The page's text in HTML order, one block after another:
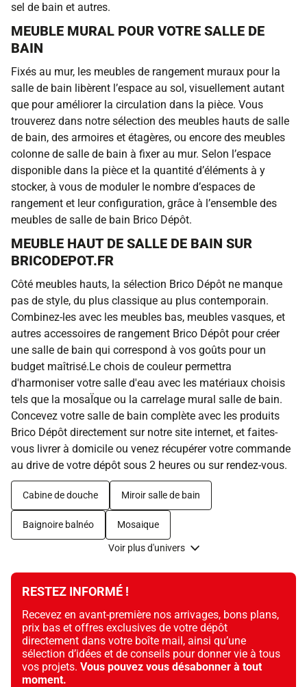
sel de bain et autres.
MEUBLE MURAL POUR VOTRE SALLE DE
BAIN
Fixés au mur, les meubles de rangement muraux pour la
salle de bain libèrent l’espace au sol, visuellement autant
que pour améliorer la circulation dans la pièce. Vous
trouverez dans notre sélection des meubles hauts de salle
de bain, des armoires et étagères, ou encore des meubles
colonne de salle de bain à fixer au mur. Selon l’espace
disponible dans la pièce et la quantité d’éléments à y
stocker, à vous de moduler le nombre d’espaces de
rangement et leur configuration, grâce à l’ensemble des
meubles de salle de bain Brico Dépôt.
MEUBLE HAUT DE SALLE DE BAIN SUR
BRICODEPOT.FR
Côté meubles hauts, la sélection Brico Dépôt ne manque
pas de style, du plus classique au plus contemporain.
Combinez-les avec les meubles bas, meubles vasques, et
autres accessoires de rangement Brico Dépôt pour créer
une salle de bain qui correspond à vos goûts pour un
budget maîtrisé.Le chois de couleur permettra
d'harmoniser votre salle d'eau avec les matériaux choisis
tels que la mosaÏque ou la carrelage mural salle de bain.
Concevez votre salle de bain complète avec les produits
Brico Dépôt directement sur notre site internet, et faites-
vous livrer à domicile ou venez récupérer votre commande
au drive de votre dépôt sous 2 heures ou sur rendez-vous.
Cabine de douche Miroir salle de bain
Baignoire balnéo Mosaique
Voir plus d'univers
RESTEZ INFORMÉ !
Recevez en avant-première nos arrivages, bons plans,
prix bas et offres exclusives de votre dépôt
directement dans votre boîte mail, ainsi qu’une
sélection d’idées et de conseils pour donner vie à tous
vos projets. Vous pouvez vous désabonner à tout
moment.